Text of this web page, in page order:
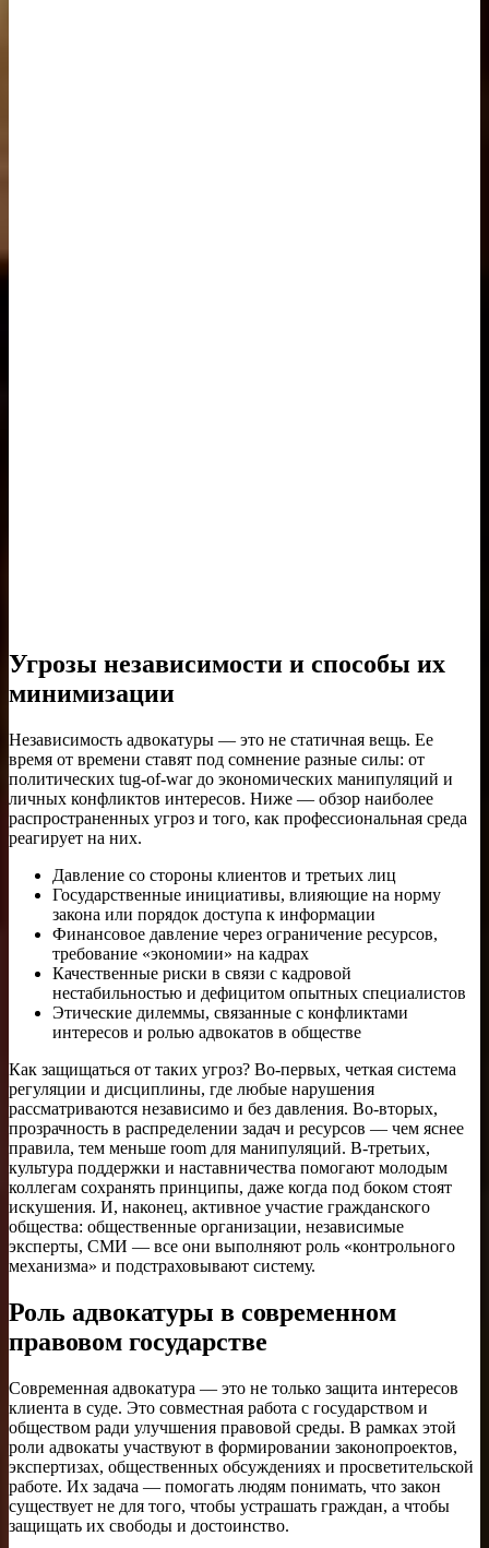
Угрозы независимости и способы их
минимизации
Независимость адвокатуры — это не статичная вещь. Ее
время от времени ставят под сомнение разные силы: от
политических tug-of-war до экономических манипуляций и
личных конфликтов интересов. Ниже — обзор наиболее
распространенных угроз и того, как профессиональная среда
реагирует на них.
Давление со стороны клиентов и третьих лиц
Государственные инициативы, влияющие на норму
закона или порядок доступа к информации
Финансовое давление через ограничение ресурсов,
требование «экономии» на кадрах
Качественные риски в связи с кадровой
нестабильностью и дефицитом опытных специалистов
Этические дилеммы, связанные с конфликтами
интересов и ролью адвокатов в обществе
Как защищаться от таких угроз? Во-первых, четкая система
регуляции и дисциплины, где любые нарушения
рассматриваются независимо и без давления. Во-вторых,
прозрачность в распределении задач и ресурсов — чем яснее
правила, тем меньше room для манипуляций. В-третьих,
культура поддержки и наставничества помогают молодым
коллегам сохранять принципы, даже когда под боком стоят
искушения. И, наконец, активное участие гражданского
общества: общественные организации, независимые
эксперты, СМИ — все они выполняют роль «контрольного
механизма» и подстраховывают систему.
Роль адвокатуры в современном
правовом государстве
Современная адвокатура — это не только защита интересов
клиента в суде. Это совместная работа с государством и
обществом ради улучшения правовой среды. В рамках этой
роли адвокаты участвуют в формировании законопроектов,
экспертизах, общественных обсуждениях и просветительской
работе. Их задача — помогать людям понимать, что закон
существует не для того, чтобы устрашать граждан, а чтобы
защищать их свободы и достоинство.